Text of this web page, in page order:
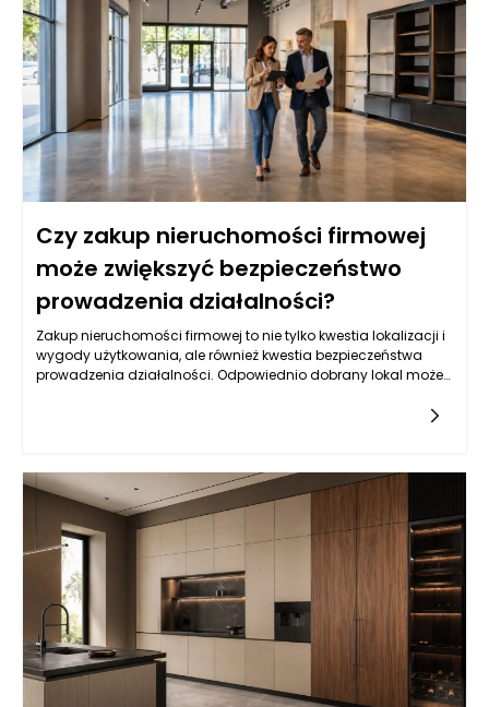
Czy zakup nieruchomości firmowej
może zwiększyć bezpieczeństwo
prowadzenia działalności?
Zakup nieruchomości firmowej to nie tylko kwestia lokalizacji i
wygody użytkowania, ale również kwestia bezpieczeństwa
prowadzenia działalności. Odpowiednio dobrany lokal może
finansową firmy. Posiadanie własnej nieruchomości wiąże się
długoterminowych planów rozwojowych. Przemiana z lokalu
wynajmowanego na własny nie tylko daje pewność, że nie
zostaniemy wypchnięci na rynek, ale również pozwala na
lepsze zarządzanie przestrzenią, w której realizujemy nasze
cele biznesowe. Umożliwia to także większą elastyczność przy
dostosowywaniu układu pomieszczeń do zmieniających się
potrzeb firmy, co w dłuższej perspektywie może przyczynić się
do zwiększenia efektywności operacyjnej.